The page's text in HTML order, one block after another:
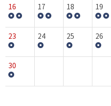
16 17 18 19
23 24 25 26
30